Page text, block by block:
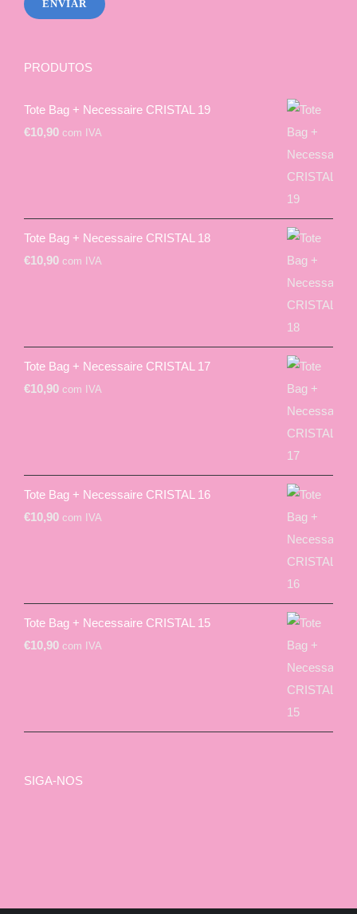
PRODUTOS
Tote Bag + Necessaire CRISTAL 19
€10,90 com IVA
Tote Bag + Necessaire CRISTAL 18
€10,90 com IVA
Tote Bag + Necessaire CRISTAL 17
€10,90 com IVA
Tote Bag + Necessaire CRISTAL 16
€10,90 com IVA
Tote Bag + Necessaire CRISTAL 15
€10,90 com IVA
SIGA-NOS